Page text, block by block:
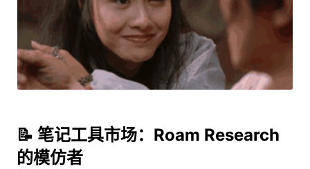
📝 笔记工具市场：Roam Research
的模仿者